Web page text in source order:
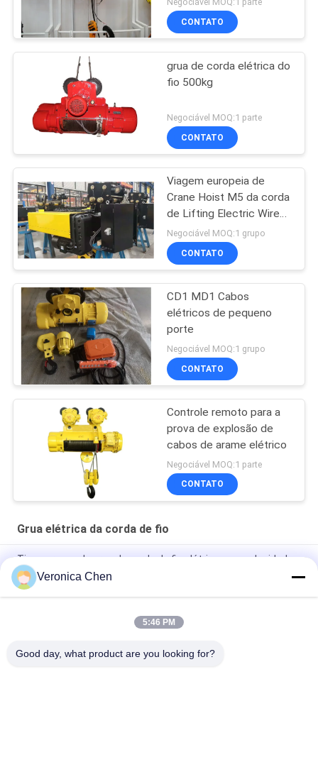
CONTATO
grua de corda elétrica do
fio 500kg
Negociável MOQ:1 parte
CONTATO
Viagem europeia de
Crane Hoist M5 da corda
de Lifting Electric Wire
do modelo
Negociável MOQ:1 grupo
CONTATO
CD1 MD1 Cabos
elétricos de pequeno
porte
Negociável MOQ:1 grupo
CONTATO
Controle remoto para a
prova de explosão de
cabos de arame elétrico
Negociável MOQ:1 parte
CONTATO
Grua elétrica da corda de fio
Tipo europeu da grua de corda de fio elétrico com velocidade
de elevação variável velocidade de viagem 3.2t 5t 10t 16t 20t
0.5t 1t 2t 3t 5t CD1/MD1 Eletrodoméstico de elevação
Ponte Rolante FEM 10 toneladas 12 toneladas 16 toneladas
Veronica Chen
5:46 PM
Good day, what product are you looking for?